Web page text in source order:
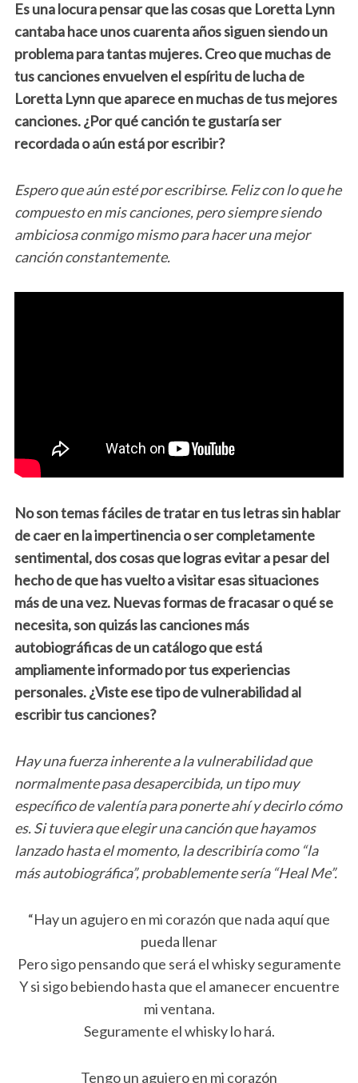
Es una locura pensar que las cosas que Loretta Lynn
cantaba hace unos cuarenta años siguen siendo un
problema para tantas mujeres. Creo que muchas de
tus canciones envuelven el espíritu de lucha de
Loretta Lynn que aparece en muchas de tus mejores
canciones. ¿Por qué canción te gustaría ser
recordada o aún está por escribir?
Espero que aún esté por escribirse. Feliz con lo que he
compuesto en mis canciones, pero siempre siendo
ambiciosa conmigo mismo para hacer una mejor
canción constantemente.
No sontemas fácilesde tratar en tus letras sin hablar
de caer en la impertinencia o ser completamente
sentimental, dos cosas que logras evitar a pesar del
hecho de que has vuelto a visitar esas situaciones
más de una vez. Nuevas formas de fracasar o qué se
necesita,son quizás las canciones más
autobiográficas de un catálogo que está
ampliamente informado por tus experiencias
personales. ¿Viste ese tipo de vulnerabilidad al
escribir tus canciones?
Hay una fuerza inherente a la vulnerabilidad que
normalmente pasa desapercibida, un tipo muy
específico de valentía para ponerte ahí y decirlo cómo
es. Si tuviera que elegir una canción que hayamos
lanzado hasta el momento, la describiría como “la
más autobiográfica”, probablemente sería “Heal Me”.
“Hay un agujero en mi corazón que nada aquí que
pueda llenar
Pero sigo pensando que será el whisky seguramente
Y si sigo bebiendo hasta que el amanecer encuentre
mi ventana.
Seguramente el whisky lo hará.
Tengo un agujero en mi corazón